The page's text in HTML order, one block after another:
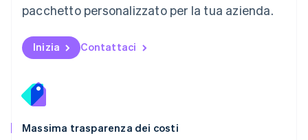
pacchetto personalizzato per la tua azienda.
Inizia Contattaci
Massima trasparenza dei costi
NederlandsEnglish
English
Portogallo
RAS di Hong Kong, Cina
English
English